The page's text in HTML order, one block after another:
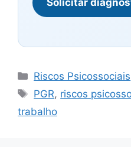
Solicitar
Categorias
Riscos Psicossociais
Tags
PGR, riscos
trabalho